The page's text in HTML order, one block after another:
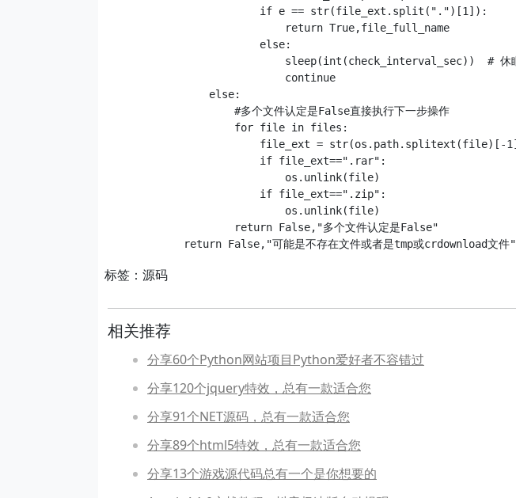
                        if e == str(file_ext.split(".")[1]):
                            return True,file_full_name
                        else:
sleep(int(check_interval_sec))  # 休
                            continue
                else:
                    #多个文件认定是False直接执行下一步操作
                    for file in files:
file_ext = str(os.path.splitext(file)[-
                        if file_ext==".rar":
                            os.unlink(file)
                        if file_ext==".zip":
                            os.unlink(file)
                    return False,"多个文件认定是False"
标签：源码
相关推荐
分享60个Python网站项目Python爱好者不容错过
分享120个jquery特效，总有一款适合您
分享91个NET源码，总有一款适合您
分享89个html5特效，总有一款适合您
分享13个游戏源代码总有一个是你想要的